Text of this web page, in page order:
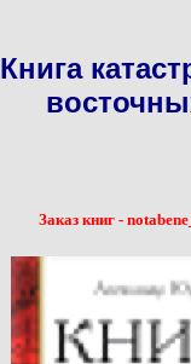
Книга
Заказ книг -